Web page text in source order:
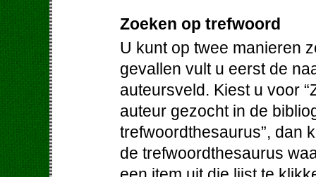
Zoeken op trefwoord
U kunt op twee manieren
gevallen vult u eerst de
auteursveld. Kiest u voor
auteur gezocht in de
trefwoordthesaurus”, dan
de trefwoordthesaurus